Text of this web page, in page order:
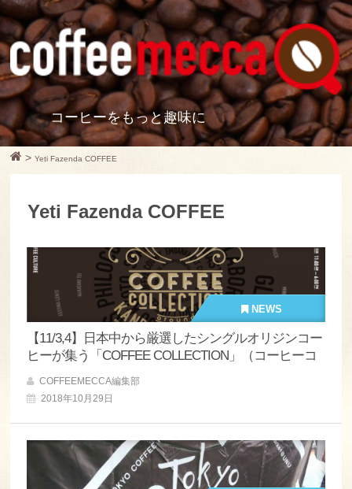
コーヒーをもっと趣味に
>Yeti Fazenda COFFEE
Yeti Fazenda COFFEE
NEWS
【11/3,4】日本中から厳選したシングルオリジンコー
ヒーが集う「COFFEE COLLECTION」（コーヒーコ
COFFEEMECCA編集部
2018年10月29日